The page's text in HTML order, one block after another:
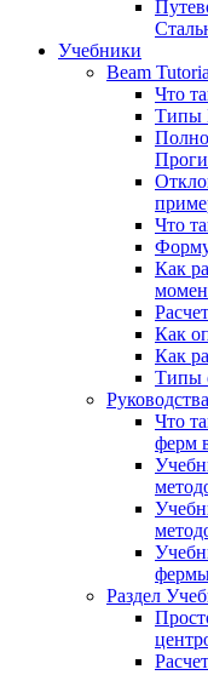
Учебники
Beam
Что
Типы
Что
Как
Как
Как
Типы
Что
ферм
Раздел